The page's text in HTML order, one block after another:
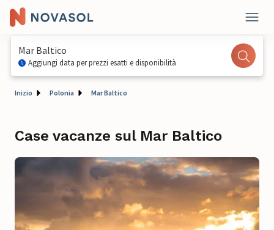
Mar Baltico
Aggiungi data per prezzi esatti e disponibilità
Inizio Polonia Mar Baltico
Case vacanze sul Mar Baltico